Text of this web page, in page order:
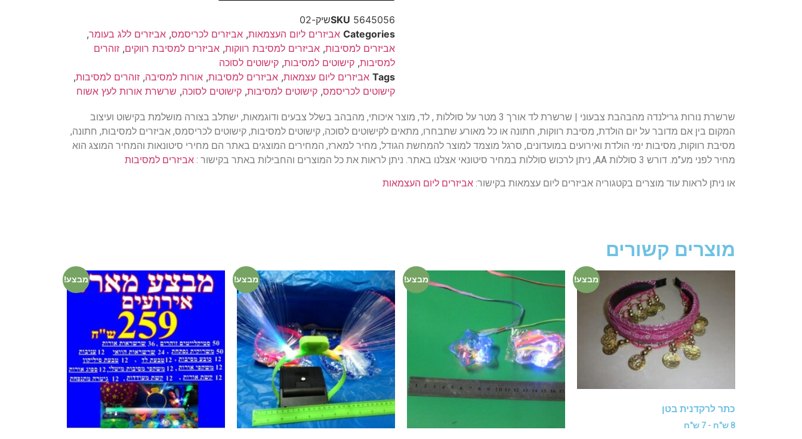
SKU 5645056שיק-02
Categories אביזרים ליום העצמאות, אביזרים לכריסמס, אביזרים ללג בעומר,
אביזרים למסיבות, אביזרים למסיבת רווקות, אביזרים למסיבת רווקים, זוהרים
למסיבות, קישוטים למסיבות, קישוטים לסוכה
Tags אביזרים ליום עצמאות, אביזרים למסיבות, אורות למסיבה, זוהרים למסיבות,
קישוטים לכריסמס, קישוטים למסיבות, קישוטים לסוכה, שרשרת אורות לעץ אשוח
שרשרת נורות גרילנדה מהבהבת צבעוני | שרשרת לד אורך 3 מטר על סוללות , לד, מוצר איכותי, מהבהב בשלל צבעים ודוגמאות, ישתלב בצורה מושלמת בקישוט ועיצוב
המקום בין אם מדובר על יום הולדת, מסיבת רווקות, חתונה או כל מאורע שתבחרו, מתאים לקישוטים לסוכה, קישוטים למסיבות, קישוטים לכריסמס, אביזרים למסיבות, חתונה,
מסיבת רווקות, מסיבות ימי הולדת ואירועים במועדונים, סרגל מוצמד למוצר להמחשת הגודל, מחיר למארז, המחירים המוצגים באתר הם מחירי סיטונאות והמחיר המוצג הוא
מחיר לפני מע"מ. דורש 3 סוללות AA, ניתן לרכוש סוללות במחיר סיטונאי אצלנו באתר. ניתן לראות את כל המוצרים והחבילות באתר בקישור :
אביזרים למסיבות
או ניתן לראות עוד מוצרים בקטגוריה אביזרים ליום עצמאות בקישור: אביזרים ליום העצמאות
מוצרים קשורים
מבצע!
כתר לרקדנית בטן
8 ש"ח - 7 ש"ח
מבצע! מבצע! מבצע!